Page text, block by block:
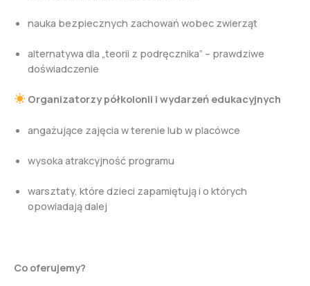
nauka bezpiecznych zachowań wobec zwierząt
alternatywa dla „teorii z podręcznika” – prawdziwe
doświadczenie
Organizatorzy półkolonii i wydarzeń edukacyjnych
angażujące zajęcia w terenie lub w placówce
wysoka atrakcyjność programu
warsztaty, które dzieci zapamiętują i o których
opowiadają dalej
Co oferujemy?